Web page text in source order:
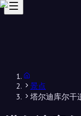
景点
塔尔迪库尔干